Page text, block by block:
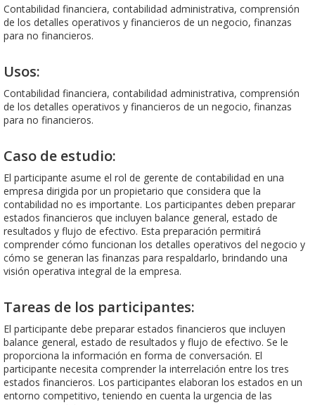
Contabilidad financiera, contabilidad administrativa, comprensión
de los detalles operativos y financieros de un negocio, finanzas
para no financieros.
Usos:
Contabilidad financiera, contabilidad administrativa, comprensión
de los detalles operativos y financieros de un negocio, finanzas
para no financieros.
Caso de estudio:
El participante asume el rol de gerente de contabilidad en una
empresa dirigida por un propietario que considera que la
contabilidad no es importante. Los participantes deben preparar
estados financieros que incluyen balance general, estado de
resultados y flujo de efectivo. Esta preparación permitirá
comprender cómo funcionan los detalles operativos del negocio y
cómo se generan las finanzas para respaldarlo, brindando una
visión operativa integral de la empresa.
Tareas de los participantes:
El participante debe preparar estados financieros que incluyen
balance general, estado de resultados y flujo de efectivo. Se le
proporciona la información en forma de conversación. El
participante necesita comprender la interrelación entre los tres
estados financieros. Los participantes elaboran los estados en un
entorno competitivo, teniendo en cuenta la urgencia de las